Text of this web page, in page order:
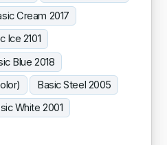
Cream 2017
Ice 2101
Blue 2018
Basic Steel 2005
White 2001